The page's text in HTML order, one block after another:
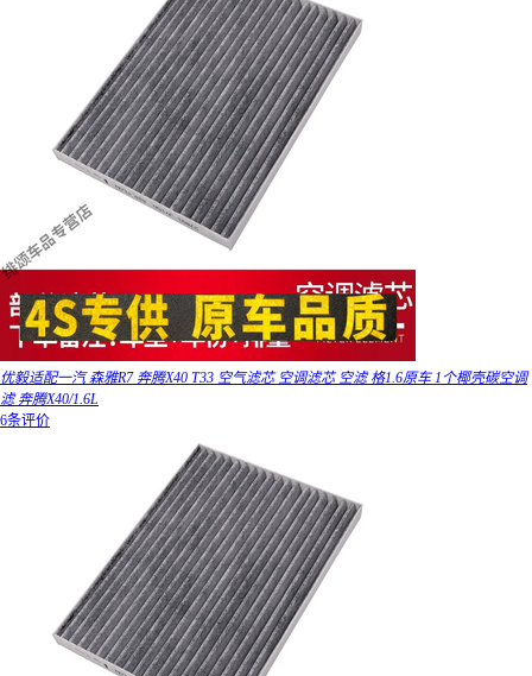
优毅适配一汽 森雅R7 奔腾X40 T33 空气滤芯 空调滤芯 空滤 格1.6原车 1个椰壳碳空调
滤 奔腾X40/1.6L
6条评价